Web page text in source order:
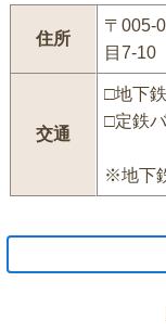
住所
〒005-
目7-10
交通
□地下
□定鉄
※地下